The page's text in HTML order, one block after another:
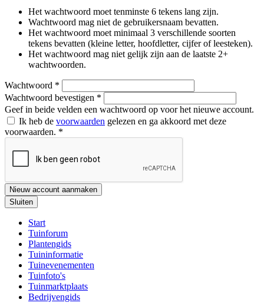
Het wachtwoord moet tenminste 6 tekens lang zijn.
Wachtwoord mag niet de gebruikersnaam bevatten.
Het wachtwoord moet minimaal 3 verschillende soorten
tekens bevatten (kleine letter, hoofdletter, cijfer of leesteken).
Het wachtwoord mag niet gelijk zijn aan de laatste 2+
wachtwoorden.
Wachtwoord *
Wachtwoord bevestigen *
Geef in beide velden een wachtwoord op voor het nieuwe account.
Ik heb de voorwaarden gelezen en ga akkoord met deze
voorwaarden. *
Nieuw account aanmaken
Sluiten
Start
Tuinforum
Plantengids
Tuininformatie
Tuinevenementen
Tuinfoto's
Tuinmarktplaats
Bedrijvengids